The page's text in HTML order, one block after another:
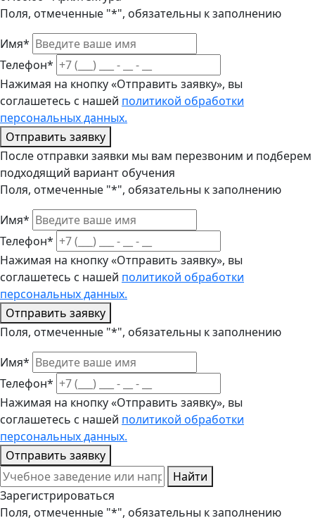
Поля, отмеченные "*", обязательны к заполнению
Имя*
Телефон*
Нажимая на кнопку «Отправить заявку», вы
соглашетесь с нашей политикой обработки
персональных данных.
Отправить заявку
После отправки заявки мы вам перезвоним и подберем
подходящий вариант обучения
Поля, отмеченные "*", обязательны к заполнению
Имя*
Телефон*
Нажимая на кнопку «Отправить заявку», вы
соглашетесь с нашей политикой обработки
персональных данных.
Отправить заявку
Поля, отмеченные "*", обязательны к заполнению
Имя*
Телефон*
Нажимая на кнопку «Отправить заявку», вы
соглашетесь с нашей политикой обработки
персональных данных.
Отправить заявку
Найти
Зарегистрироваться
Поля, отмеченные "*", обязательны к заполнению